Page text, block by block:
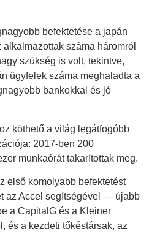
befektetése a japán
száma háromról
szükség is volt, tekintve,
ügyfelek száma meghaladta a
bankokkal és jó
köthető a világ legátfogóbb
2017-ben 200
munkaórát takarítottak meg.
első komolyabb befektetést
az Accel segítségével — újabb
a CapitalG és a Kleiner
és a kezdeti tőkéstársak, az